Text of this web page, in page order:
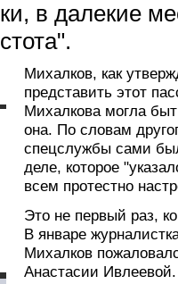
в далекие
Михалков, как
представить этот
Михалкова могла
она. По словам
спецслужбы сами
деле, которое
всем протестно
Это не первый раз,
В январе
Михалков
Анастасии Ивлеевой.